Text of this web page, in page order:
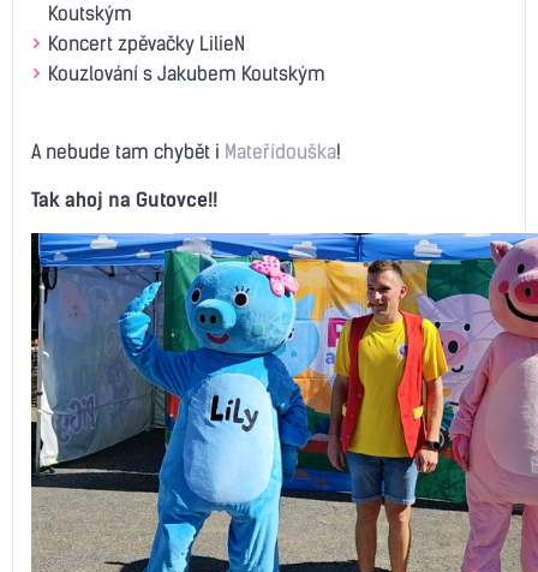
Koutským
Koncert zpěvačky LilieN
Kouzlování s Jakubem Koutským
A nebude tam chybět i Mateřídouška!
Tak ahoj na Gutovce!!